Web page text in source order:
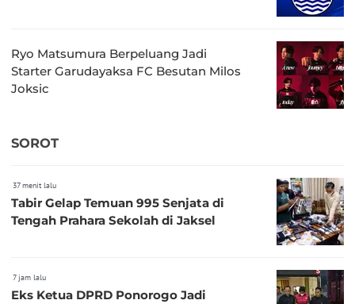
Ryo Matsumura Berpeluang Jadi
Starter Garudayaksa FC Besutan Milos
Joksic
SOROT
37 menit lalu
Tabir Gelap Temuan 995 Senjata di
Tengah Prahara Sekolah di Jaksel
7 jam lalu
Eks Ketua DPRD Ponorogo Jadi